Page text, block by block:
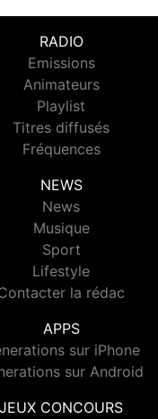
RADIO
Emissions
Animateurs
Playlist
Titres diffusés
Fréquences
NEWS
News
Musique
Sport
Lifestyle
la rédac
APPS
sur iPhone
sur Android
JEUX CONCOURS